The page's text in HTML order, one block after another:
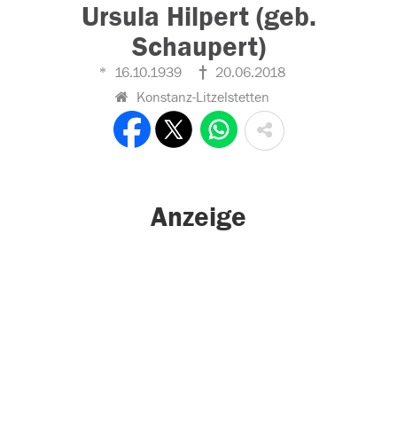
Ursula Hilpert (geb.
Schaupert)
16.10.1939
20.06.2018
Konstanz-Litzelstetten
Anzeige